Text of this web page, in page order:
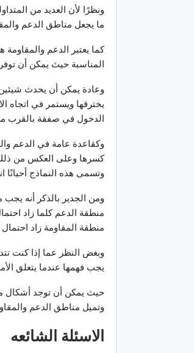
ونظرًا لأن العديد من
ما يجعل مناطق الدعم
كما يعتبر الدعم والمقاومة
المناسبة حيث يمكن أن
وعادة يمكن أن يحدث
يخترقها ويستمر في اتجاه
الدخول في صفقة بالقرب
وكقاعدة عامة في الدعم
كسرها وعلى العكس من ذلك
وتسمى هذه النماذج أحيانًا
ومن الجدير بالذكر أنه
منطقة الدعم كلما زاد
منطقة المقاومة زاد
وبغض النظر عما إذا كنت
يجب فهمها عندما يتعلق
حيث يمكن أن توجد أشكال
وتميل مناطق الدعم
الاسئلة الشائعه